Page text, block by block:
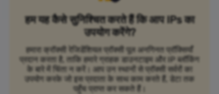
हम यह कैसे सुनिश्चित करते हैं कि आप IPs का
उपयोग करेंगे?
हमारा क्रॉक्सी रेजिडेंशियल प्रॉक्सी पूल अनगिनत प्रॉक्सियाँ
प्रदान करता है, ताकि हमारे ग्राहक डाउनटाइम और IP ब्लॉकिंग
के बारे में चिंता न करें। आप उन स्थानों से प्रॉक्सी सर्वरों का
उपयोग करके जो इस प्रदाता के साथ काम करते हैं, डेटा तक
पहुँच प्राप्त कर सकते हैं।